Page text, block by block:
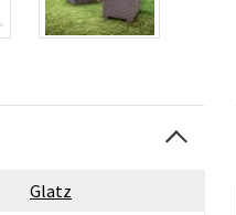
Glatz